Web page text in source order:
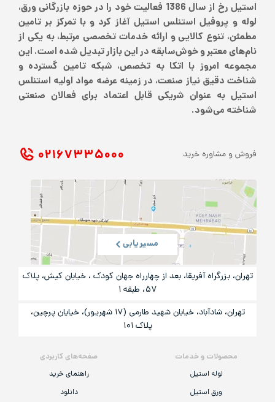
استیل رخ از سال 1386 فعالیت خود را در حوزه بازرگانی ورق،
لوله و پروفیل استنلس استیل آغاز کرد و با تمرکز بر تامین
مطمئن، تنوع کالایی و ارائه خدمات تخصصی مرتبط، به یکی از
نام‌های معتبر و خوش‌سابقه در این بازار تبدیل شده است. این
مجموعه امروز با اتکا به تخصص، شبکه تامین گسترده و
شناخت دقیق نیاز صنعت، در زمینه عرضه مواد اولیه استنلس
استیل به عنوان شریکی قابل اعتماد برای فعالان صنعتی
شناخته می‌شود.
محصولات و خدمات
لوله استیل
ورق استیل
صفحه‌های کاربردی
راهنمای خرید
دانلود
فروش و مشاوره خرید ۰۲۱ ۶۷۳۳۵۰۰۰
مسیریابی
تهران، بزرگراه آفریقا، بعد از چهارراه جهان کودک ، خیابان کیش، پلاک
۵۷، طبقه ۱
تهران، شادآباد، خیابان شهید طارمی (۱۷ شهریور)، خیایان پرچین،
پلاک ۱۰۱